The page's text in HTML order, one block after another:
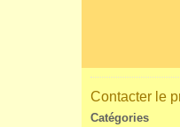
Contacter le
Catégories